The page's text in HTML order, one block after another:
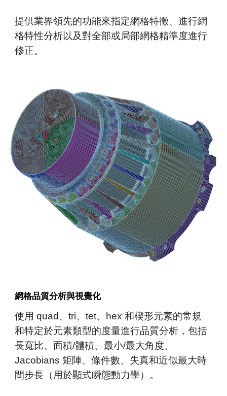
提供業界領先的功能來指定網格特徵、進行網
格特性分析以及對全部或局部網格精準度進行
修正。
網格品質分析與視覺化
使用 quad 、tri、tet、hex和楔形元素的常規
和特定於元素類型的度量進行品質分析，包括
長寬比、面積/體積、最小/最大角度、
Jacobians 矩陣、條件數、 失真和近似最大時
間步長（用於顯式瞬態動力學）。